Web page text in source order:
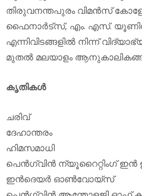
തിരുവനന്തപുരം വിമന്‍സ്
ഫൈനാര്‍ട്‌സ്, എം. എസ്.
എന്നിവിടങ്ങളില്‍ നിന്ന്
മുതല്‍ മലയാളം
കൃതികള്‍
ചരിവ്
ദേഹാന്തരം
ഹിമസമാധി
പെന്‍ഗ്വിന്‍ ന്യൂറൈറ്റിംഗ് ഇന്‍
ഇന്‍ദെയര്‍ ഓണ്‍വോയ്‌സ്